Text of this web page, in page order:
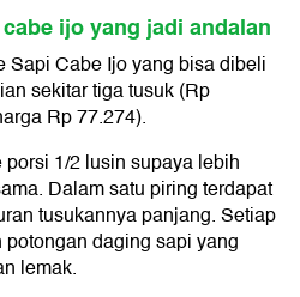
ijo yang jadi andalan
Sapi Cabe Ijo yang bisa dibeli
sekitar tiga tusuk (Rp
Rp 77.274).
1/2 lusin supaya lebih
Dalam satu piring terdapat
tusukannya panjang. Setiap
daging sapi yang
lemak.